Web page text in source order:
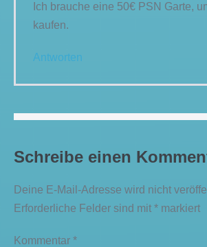
Ich brauche eine 50€ PSN Garte,
kaufen.
Antworten
Schreibe einen
Deine E-Mail-Adresse wird nicht
Erforderliche Felder sind mit * markiert
Kommentar *